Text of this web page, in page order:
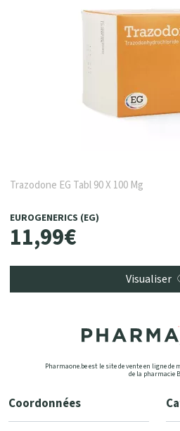
Trazodone EG Tabl 90 X 100 Mg
EUROGENERICS (EG)
11,99€
Visualiser
Pharmaone.be est le site de vente en ligne
de la pharmacie
Coordonnées